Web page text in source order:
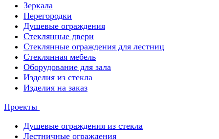
Зеркала
Перегородки
Душевые ограждения
Стеклянные двери
Стеклянные ограждения для лестниц
Стеклянная мебель
Оборудование для зала
Изделия из стекла
Изделия на заказ
Проекты
Душевые ограждения из стекла
Лестничные ограждения